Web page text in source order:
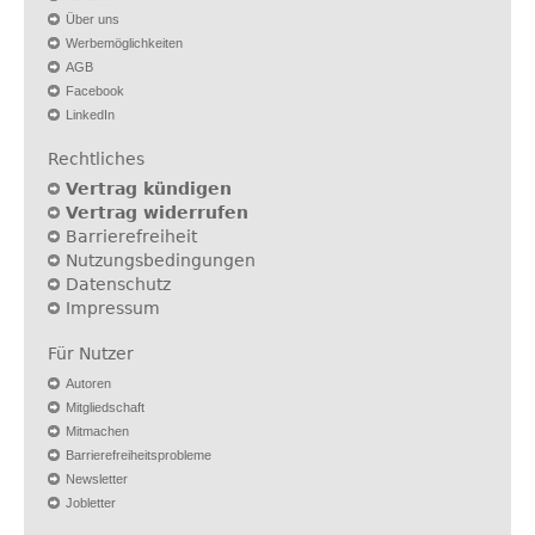
Über uns
Werbemöglichkeiten
AGB
Facebook
LinkedIn
Rechtliches
Vertrag kündigen
Vertrag widerrufen
Barrierefreiheit
Nutzungsbedingungen
Datenschutz
Impressum
Für Nutzer
Autoren
Mitgliedschaft
Mitmachen
Barrierefreiheitsprobleme
Newsletter
Jobletter